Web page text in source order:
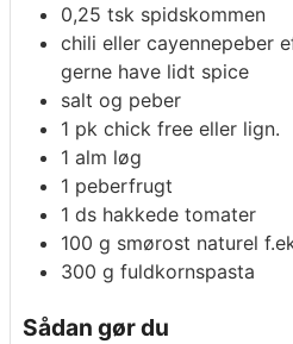
0,25 tsk spidskommen
chili eller cayennepeber
gerne have lidt spice
salt og peber
1 pk chick free eller lign.
1 alm løg
1 peberfrugt
1 ds hakkede tomater
100 g smørost naturel
300 g fuldkornspasta
Sådan gør du